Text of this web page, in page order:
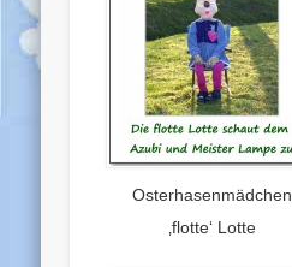
Osterhasenmädchen
‚flotte‘ Lotte